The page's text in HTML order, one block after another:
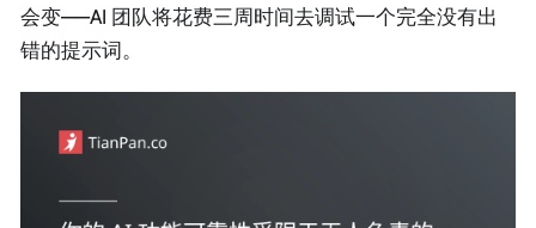
会变——AI 团队将花费三周时间去调试一个完全没有出
错的提示词。